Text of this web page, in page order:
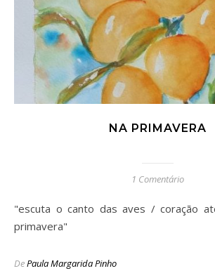
NA PRIMAVERA
1 Comentário
"escuta o canto das aves / coração atento no limiar da
primavera"
DePaula Margarida Pinho